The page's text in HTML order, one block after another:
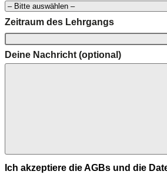
Zeitraum des Lehrgangs
Deine Nachricht (optional)
Ich akzeptiere die AGBs und die